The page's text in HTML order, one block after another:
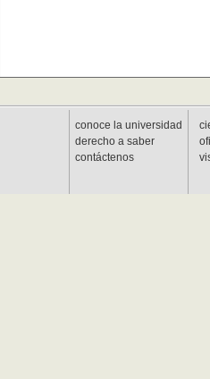
conoce la universidad
derecho a saber
contáctenos